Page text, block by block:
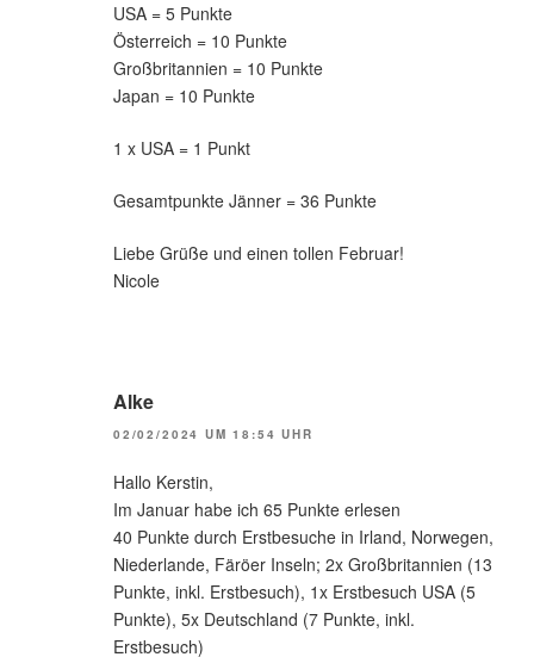
USA = 5 Punkte
Österreich = 10 Punkte
Großbritannien = 10 Punkte
Japan = 10 Punkte
1 x USA = 1 Punkt
Gesamtpunkte Jänner = 36 Punkte
Liebe Grüße und einen tollen Februar!
Nicole
Alke
02/02/2024 UM 18:54 UHR
Hallo Kerstin,
Im Januar habe ich 65 Punkte erlesen
40 Punkte durch Erstbesuche in Irland, Norwegen,
Niederlande, Färöer Inseln; 2x Großbritannien (13
Punkte, inkl. Erstbesuch), 1x Erstbesuch USA (5
Punkte), 5x Deutschland (7 Punkte, inkl.
Erstbesuch)